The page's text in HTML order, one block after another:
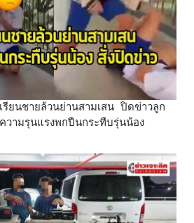
รียนชายล้วนย่านสามเสน ปิดข่าวลูก
ามรุนแรงพกปืนกระทืบรุ่นน้อง